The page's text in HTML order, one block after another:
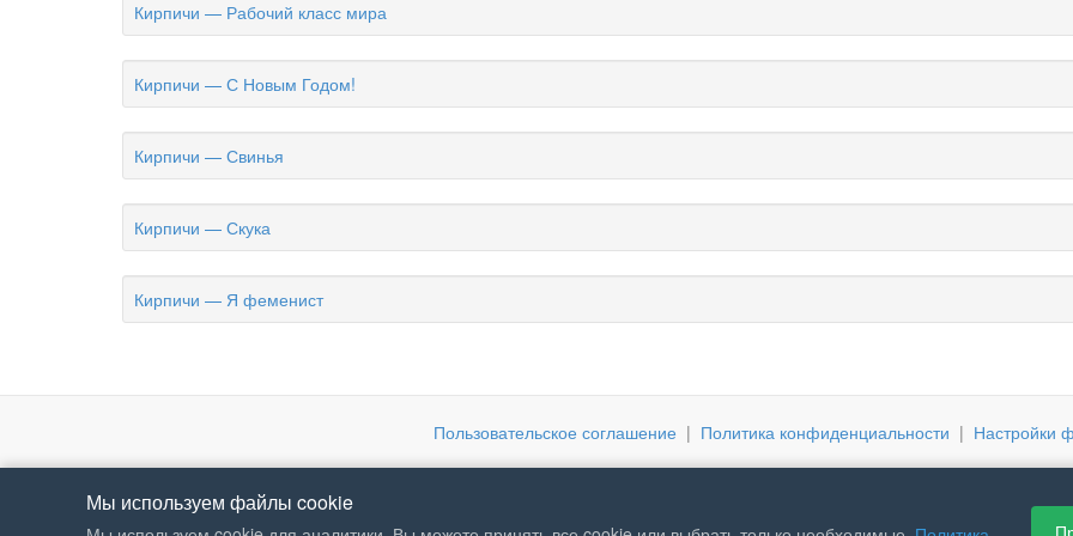
Кирпичи — Рабочий класс мира
Кирпичи — С Новым Годом!
Кирпичи — Свинья
Кирпичи — Скука
Кирпичи — Я феменист
Пользовательское соглашение | Политика конфиденциальности | Настройки
Мы используем файлы cookie